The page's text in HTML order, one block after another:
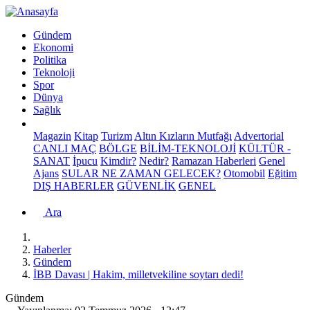
Gündem
Ekonomi
Politika
Teknoloji
Spor
Dünya
Sağlık
Magazin Kitap Turizm Altın Kızların Mutfağı Advertorial
CANLI MAÇ BÖLGE BİLİM-TEKNOLOJİ KÜLTÜR -
SANAT İpucu Kimdir? Nedir? Ramazan Haberleri Genel
Ajans SULAR NE ZAMAN GELECEK? Otomobil Eğitim
DIŞ HABERLER GÜVENLİK GENEL
Ara
Haberler
Gündem
İBB Davası | Hakim, milletvekiline soytarı dedi!
Gündem